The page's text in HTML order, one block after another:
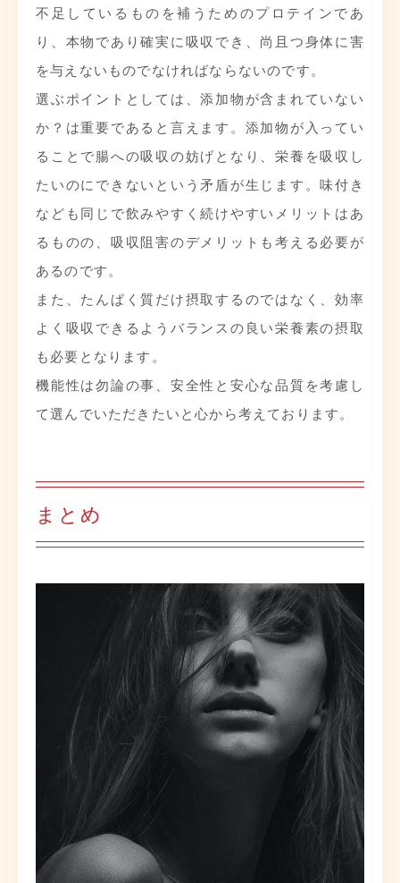
不足しているものを補うためのプロテインであ
り、本物であり確実に吸収でき、尚且つ身体に害
を与えないものでなければならないのです。
選ぶポイントとしては、添加物が含まれていない
か？は重要であると言えます。添加物が入ってい
ることで腸への吸収の妨げとなり、栄養を吸収し
たいのにできないという矛盾が生じます。味付き
なども同じで飲みやすく続けやすいメリットはあ
るものの、吸収阻害のデメリットも考える必要が
あるのです。
また、たんぱく質だけ摂取するのではなく、効率
よく吸収できるようバランスの良い栄養素の摂取
も必要となります。
機能性は勿論の事、安全性と安心な品質を考慮し
て選んでいただきたいと心から考えております。
まとめ